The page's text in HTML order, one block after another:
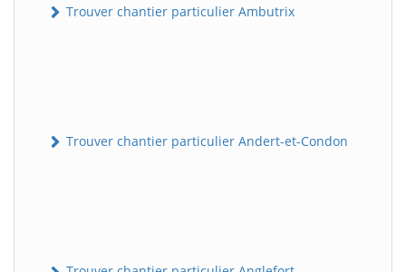
Trouver chantier particulier Ambutrix
Trouver chantier particulier Andert-et-Condon